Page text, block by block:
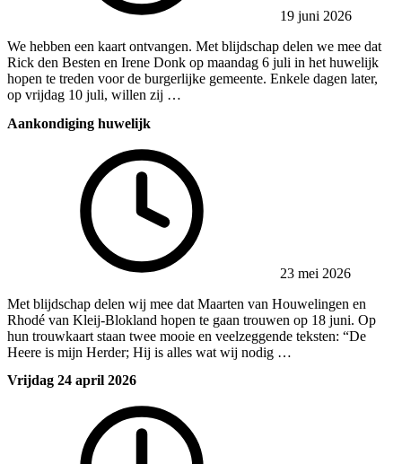
19 juni 2026
We hebben een kaart ontvangen. Met blijdschap delen we mee dat
Rick den Besten en Irene Donk op maandag 6 juli in het huwelijk
hopen te treden voor de burgerlijke gemeente. Enkele dagen later,
op vrijdag 10 juli, willen zij …
Aankondiging huwelijk
23 mei 2026
Met blijdschap delen wij mee dat Maarten van Houwelingen en
Rhodé van Kleij-Blokland hopen te gaan trouwen op 18 juni. Op
hun trouwkaart staan twee mooie en veelzeggende teksten: “De
Heere is mijn Herder; Hij is alles wat wij nodig …
Vrijdag 24 april 2026